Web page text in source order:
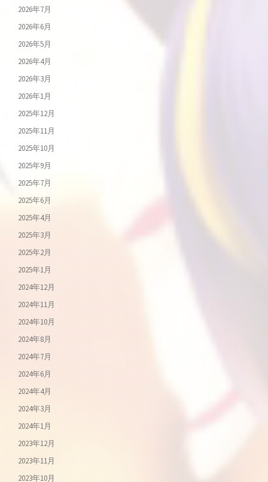
2026年7月
2026年6月
2026年5月
2026年4月
2026年3月
2026年1月
2025年12月
2025年11月
2025年10月
2025年9月
2025年7月
2025年6月
2025年4月
2025年3月
2025年2月
2025年1月
2024年12月
2024年11月
2024年10月
2024年8月
2024年7月
2024年6月
2024年4月
2024年3月
2024年1月
2023年12月
2023年11月
2023年10月